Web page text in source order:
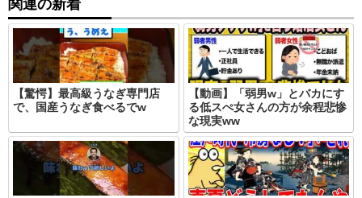
関連の新着
【驚愕】最高級うなぎ専門店
で、国産うなぎ食べるでw
【動画】「弱男w」とバカにす
る低スぺ女さんの方が余程悲惨
な現実ww